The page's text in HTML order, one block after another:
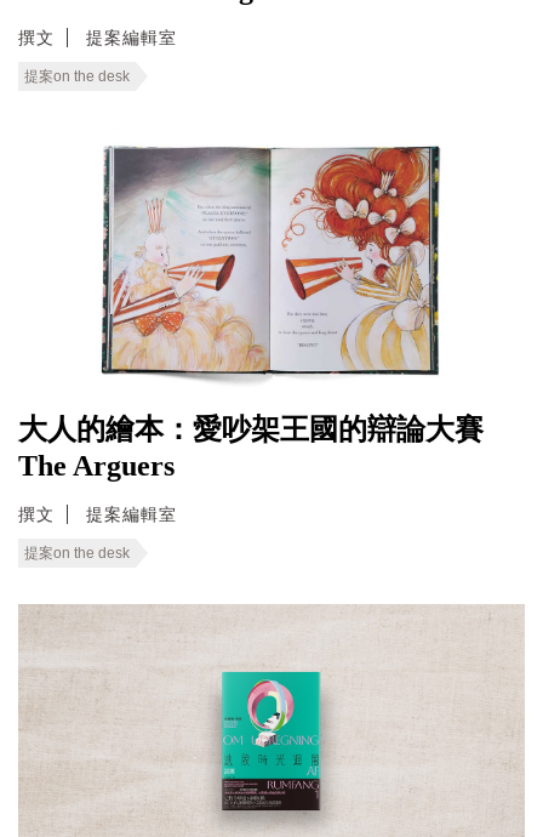
撰文 提案編輯室
提案on the desk
大人的繪本：愛吵架王國的辯論大賽
The Arguers
撰文 提案編輯室
提案on the desk